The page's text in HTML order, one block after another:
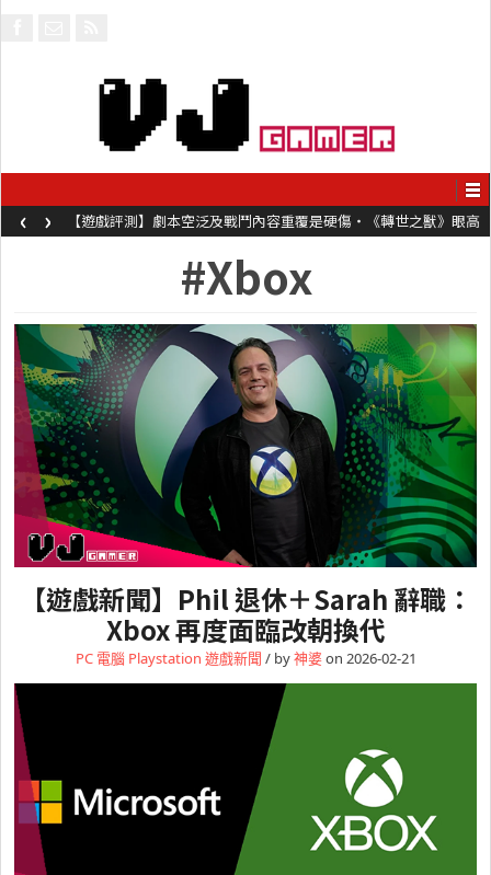
【遊戲評測】劇本空泛及戰鬥內容重覆是硬傷・《轉世之獸》眼高
手低表現未如理想
‹ ›
#Xbox
【遊戲新聞】Phil 退休＋Sarah 辭職：
Xbox 再度面臨改朝換代
PC 電腦 Playstation 遊戲新聞 / by神婆on 2026-02-21